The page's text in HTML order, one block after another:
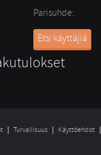
Parisuhde:
Etsi käyttäjiä
Turvallisuus Käyttöehdot